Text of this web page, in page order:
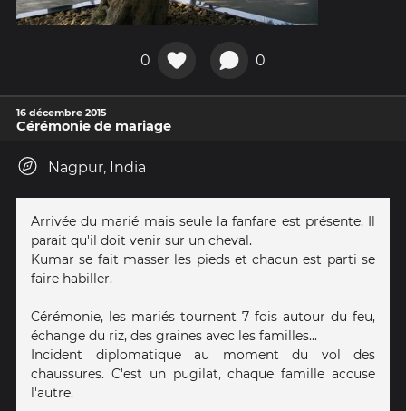
0 0
16 décembre 2015
Cérémonie de mariage
Nagpur, India
Arrivée du marié mais seule la fanfare est présente. Il
parait qu'il doit venir sur un cheval.
Kumar se fait masser les pieds et chacun est parti se
faire habiller.
Cérémonie, les mariés tournent 7 fois autour du feu,
échange du riz, des graines avec les familles...
Incident diplomatique au moment du vol des
chaussures. C'est un pugilat, chaque famille accuse
l'autre.